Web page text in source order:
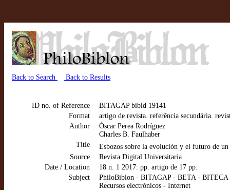
Back to Search Back to Results
ID no. of Reference
BITAGAP bibid 19141
Format
artigo de revista. referência secundária.
Author
Óscar Perea Rodríguez
Charles B. Faulhaber
Title
Esbozos sobre la evolución y el futuro de
Source
Revista Digital Universitaria
Date / Location
18 n. 1 2017: pp. artigo de 17 pp.
Subject
PhiloBiblon - BITAGAP - BETA - BITECA
Recursos electrónicos - Internet